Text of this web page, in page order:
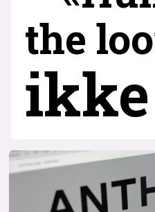
the